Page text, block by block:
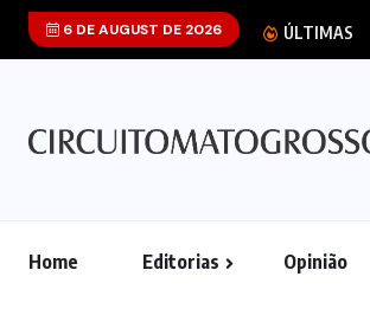
6 DE AUGUST DE 2026 ÚLTIMAS
Home Editorias Opinião